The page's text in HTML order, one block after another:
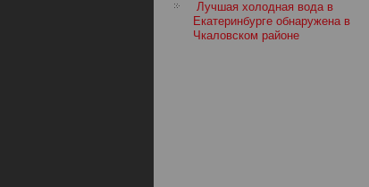
Лучшая холодная вода в
Екатеринбурге обнаружена в
Чкаловском районе